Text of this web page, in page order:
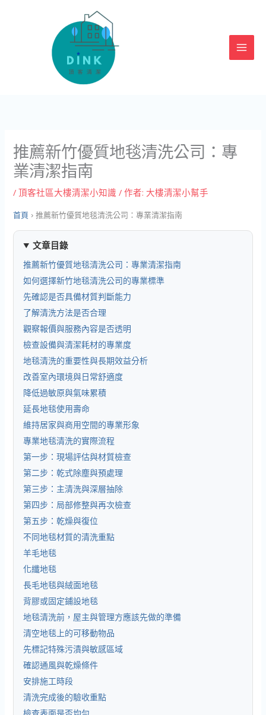
推薦新竹優質地毯清洗公司：專
業清潔指南
/頂客社區大樓清潔小知識 / 作者: 大樓清潔小幫手
首頁 ›推薦新竹優質地毯清洗公司：專業清潔指南
文章目錄
推薦新竹優質地毯清洗公司：專業清潔指南
如何選擇新竹地毯清洗公司的專業標準
先確認是否具備材質判斷能力
了解清洗方法是否合理
觀察報價與服務內容是否透明
檢查設備與清潔耗材的專業度
地毯清洗的重要性與長期效益分析
改善室內環境與日常舒適度
降低過敏原與氣味累積
延長地毯使用壽命
維持居家與商用空間的專業形象
專業地毯清洗的實際流程
第一步：現場評估與材質檢查
第二步：乾式除塵與預處理
第三步：主清洗與深層抽除
第四步：局部修整與再次檢查
第五步：乾燥與復位
不同地毯材質的清洗重點
羊毛地毯
化纖地毯
長毛地毯與絨面地毯
背膠或固定鋪設地毯
地毯清洗前，屋主與管理方應該先做的準備
清空地毯上的可移動物品
先標記特殊污漬與敏感區域
確認通風與乾燥條件
安排施工時段
清洗完成後的驗收重點